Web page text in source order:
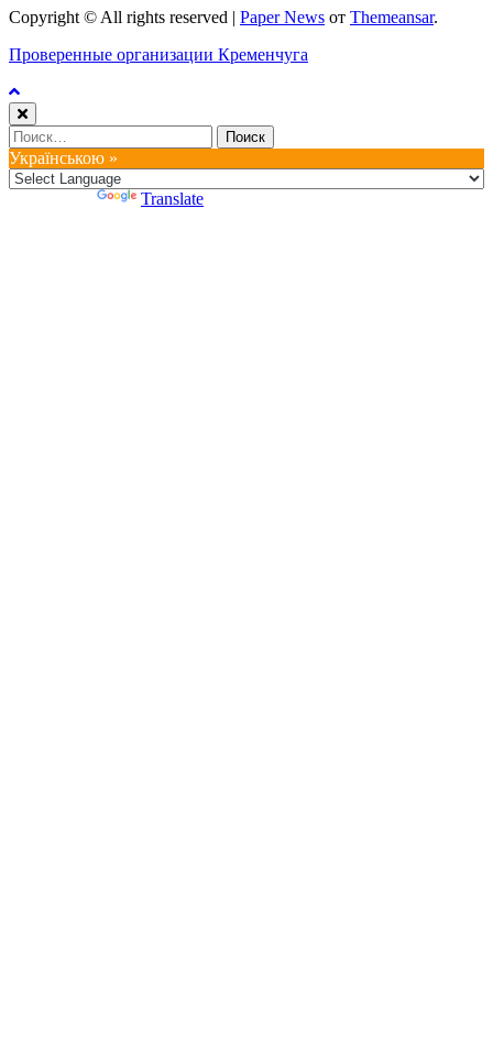
Copyright © All rights reserved | Paper News от Themeansar.
Проверенные организации Кременчуга
Найти:
Українською »
Translate